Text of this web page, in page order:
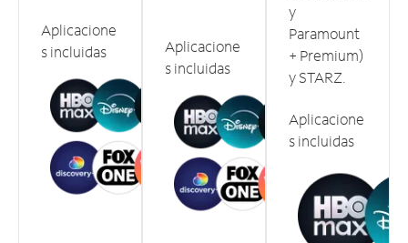
Aplicacione
s incluidas
Aplicacione
s incluidas
y
Paramount
+ Premium)
y STARZ.
Aplicacione
s incluidas